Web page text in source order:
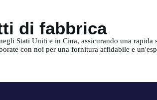
di fabbrica
Stati Uniti e in Cina, assicurando una rapida
con noi per una fornitura affidabile e